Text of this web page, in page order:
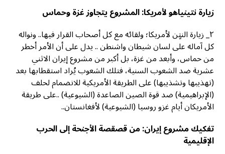
زيارة نتينياهو لأمريكا: المشروع يتجاوز غزة وحماس
٢_ زيارة النتٍن لأمريكا؛ ولقائه مع كل أصحاب القرار فيها.. ونواله
كل آماله على لسان شيطان واشنطن .. يدل على أن الأمر أخطر
من حماس، وأبعد من غزة، بل أكبر من مشروع إيران الاثني
عشرية ضد الشعوب السنية، فتلك الشعوب يُراد استقطابها بعد
(تهذيبها وتشذيبها) على الطريقة الأمريكية للانضمام لحلف
(الإبراهيمية) ضد قوة الصين الصاعدة (الشيوعية) ..على طريقة
الأمريكان أيام غزو روسيا (الشيوعية) لأفغانستان..
تفكيك مشروع إيران: من قصقصة الأجنحة إلى الحرب
الإقليمية